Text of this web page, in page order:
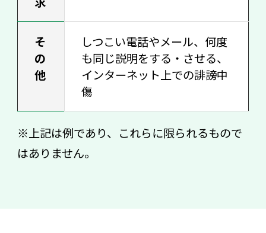
そ
の
他
しつこい電話やメール、何度
も同じ説明をする・させる、
インターネット上での誹謗中
傷
※上記は例であり、これらに限られるもので
はありません。